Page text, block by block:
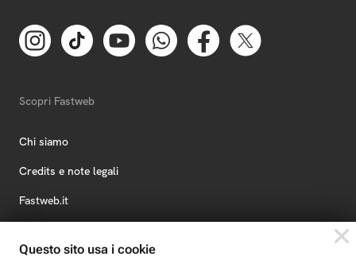
Scopri Fastweb
Chi siamo
Credits e note legali
Fastweb.it